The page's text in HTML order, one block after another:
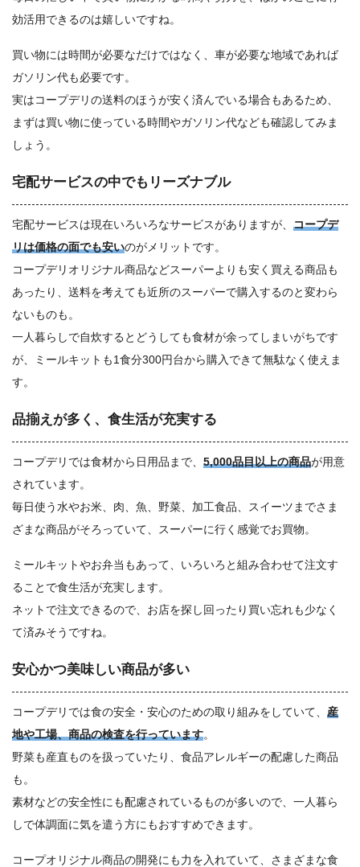
効活用できるのは嬉しいですね。
買い物には時間が必要なだけではなく、車が必要な地域であれば
ガソリン代も必要です。
実はコープデリの送料のほうが安く済んでいる場合もあるため、
まずは買い物に使っている時間やガソリン代なども確認してみま
しょう。
宅配サービスの中でもリーズナブル
宅配サービスは現在いろいろなサービスがありますが、 コープデ
リは価格の面でも安いのがメリットです。
コープデリオリジナル商品などスーパーよりも安く買える商品も
あったり、送料を考えても近所のスーパーで購入するのと変わら
ないものも。
一人暮らしで自炊するとどうしても食材が余ってしまいがちです
が、ミールキットも1食分300円台から購入できて無駄なく使えま
す。
品揃えが多く、食生活が充実する
コープデリでは食材から日用品まで、 5,000品目以上の商品が用意
されています。
毎日使う水やお米、肉、魚、野菜、加工食品、スイーツまでさま
ざまな商品がそろっていて、スーパーに行く感覚でお買物。
ミールキットやお弁当もあって、いろいろと組み合わせて注文す
ることで食生活が充実します。
ネットで注文できるので、お店を探し回ったり買い忘れも少なく
て済みそうですね。
安心かつ美味しい商品が多い
コープデリでは食の安全・安心のための取り組みをしていて、 産
地や工場、商品の検査を行っています。
野菜も産直ものを扱っていたり、食品アレルギーの配慮した商品
も。
素材などの安全性にも配慮されているものが多いので、一人暮ら
しで体調面に気を遣う方にもおすすめできます。
コープオリジナル商品の開発にも力を入れていて、さまざまな食